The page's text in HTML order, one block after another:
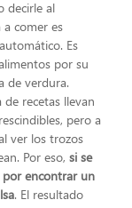
decirle al
comer es
Es
por su
de verdura.
recetas llevan
pero a
ver los trozos
Por eso, si se
encontrar un
. El resultado